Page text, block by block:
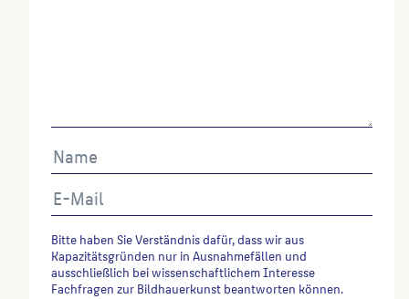
Bitte haben Sie Verständnis dafür, dass wir aus
Kapazitätsgründen nur in Ausnahmefällen und
ausschließlich bei wissenschaftlichem Interesse
Fachfragen zur Bildhauerkunst beantworten können.